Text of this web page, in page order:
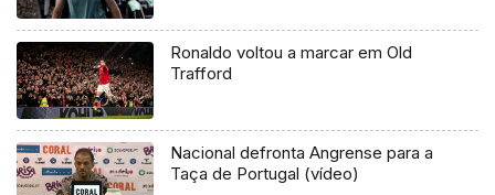
Ronaldo voltou a marcar em Old
Trafford
Nacional defronta Angrense para a
Taça de Portugal (vídeo)